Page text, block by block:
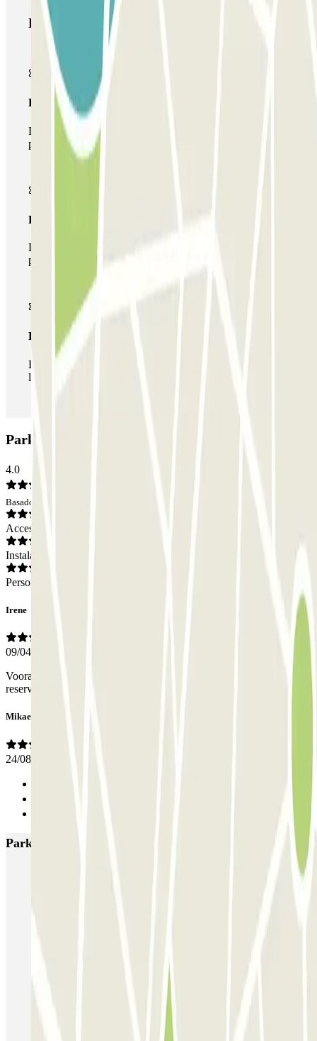
Productos de Parclick
Pase básico
Durante tu estancia podrás entrar y salir una única vez al
parking
Pase multiparking
Durante tu estancia podrás hacer uso de toda la red de
parkings de este operador disponibles en Parclick.
Pase ilimitado
Durante tu estancia podrás entrar y salir del parking todas
las veces que quieras.
Parking Patéo Bagatela: Opiniones
4.0
Basado en 2 opiniones
Acceso
Instalaciones
Personal
Irene
09/04/2026
Vooraf gereserveerd en betaald. Uitrijden ging niet automatisch op
reservering en kenteken
Mikael
24/08/2019
Parkings más valorados en Lisboa
Doca - Parque das Nações
JETPARK Aeroporto Lisboa - descoberto
EASYPARKING Aeroporto Lisboa - P&R - coberto
SABA Praça do Município